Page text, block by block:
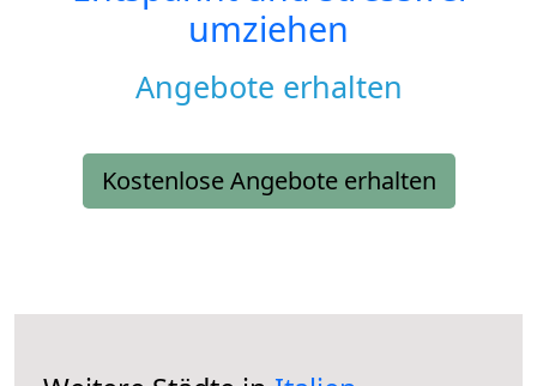
umziehen
Angebote erhalten
Kostenlose Angebote erhalten